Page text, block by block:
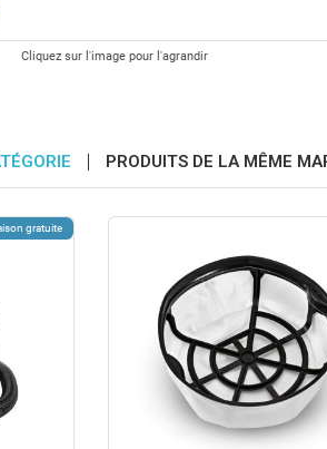
Cliquez sur l'image pour l'agrandir
PRODUITS DE LA MÊME
gratuite